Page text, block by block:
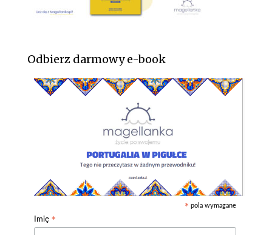
Odbierz darmowy e-book
* pola wymagane
Imię *